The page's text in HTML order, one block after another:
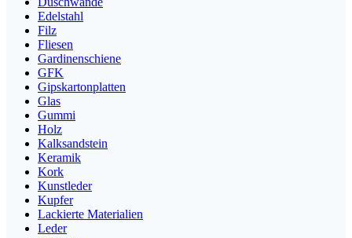
Edelstahl
Filz
Fliesen
Gardinenschiene
GFK
Gipskartonplatten
Glas
Gummi
Holz
Kalksandstein
Keramik
Kork
Kunstleder
Kupfer
Lackierte Materialien
Leder